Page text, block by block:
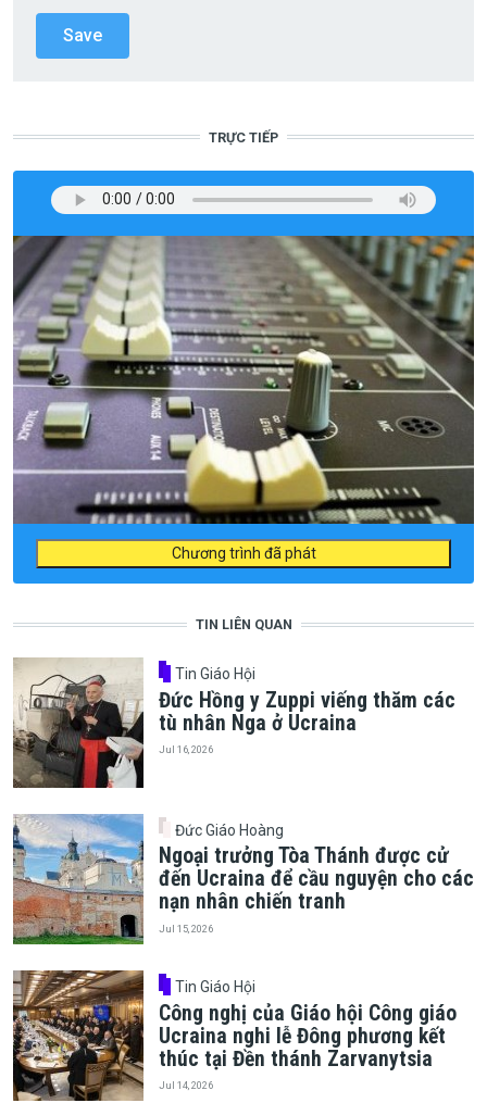
TRỰC TIẾP
Chương trình đã phát
TIN LIÊN QUAN
Tin Giáo Hội
Đức Hồng y Zuppi viếng thăm các
tù nhân Nga ở Ucraina
Jul 16, 2026
Đức Giáo Hoàng
Ngoại trưởng Tòa Thánh được cử
đến Ucraina để cầu nguyện cho các
nạn nhân chiến tranh
Jul 15, 2026
Tin Giáo Hội
Công nghị của Giáo hội Công giáo
Ucraina nghi lễ Đông phương kết
thúc tại Đền thánh Zarvanytsia
Jul 14, 2026